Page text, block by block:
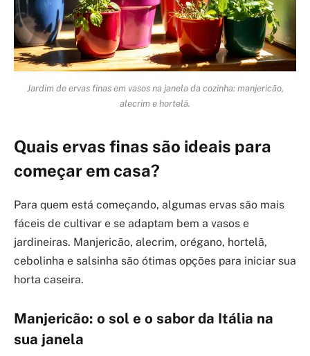
Jardim de ervas finas em vasos na janela da cozinha: manjericão,
alecrim e hortelã.
Quais ervas finas são ideais para
começar em casa?
Para quem está começando, algumas ervas são mais
fáceis de cultivar e se adaptam bem a vasos e
jardineiras. Manjericão, alecrim, orégano, hortelã,
cebolinha e salsinha são ótimas opções para iniciar sua
horta caseira.
Manjericão: o sol e o sabor da Itália na
sua janela